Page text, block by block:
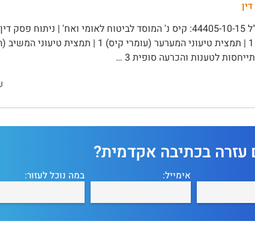
עב"ל 44405-10-15: קיס נ' המוסד לביטוח לאומי ואח' | ניתוח
לטענות והכרעה סופית 3 …
עזרה בכתיבה אקדמית?
אימייל: במה נוכל לעזור: